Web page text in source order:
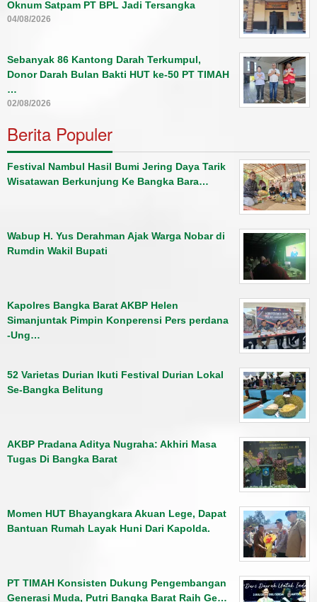
Oknum Satpam PT BPL Jadi Tersangka
04/08/2026
Sebanyak 86 Kantong Darah Terkumpul,
Donor Darah Bulan Bakti HUT ke-50 PT TIMAH
…
02/08/2026
Berita Populer
Festival Nambul Hasil Bumi Jering Daya Tarik
Wisatawan Berkunjung Ke Bangka Bara…
Wabup H. Yus Derahman Ajak Warga Nobar di
Rumdin Wakil Bupati
Kapolres Bangka Barat AKBP Helen
Simanjuntak Pimpin Konperensi Pers perdana
-Ung…
52 Varietas Durian Ikuti Festival Durian Lokal
Se-Bangka Belitung
AKBP Pradana Aditya Nugraha: Akhiri Masa
Tugas Di Bangka Barat
Momen HUT Bhayangkara Akuan Lege, Dapat
Bantuan Rumah Layak Huni Dari Kapolda.
PT TIMAH Konsisten Dukung Pengembangan
Generasi Muda, Putri Bangka Barat Raih Ge…